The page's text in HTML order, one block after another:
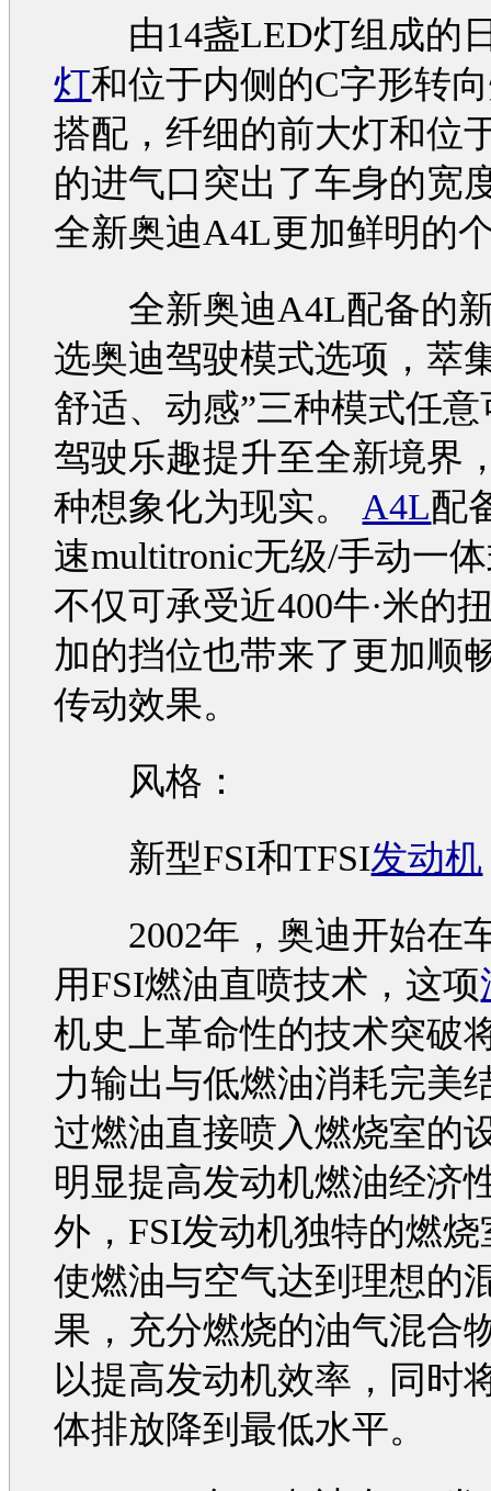
由14盏LED灯组成的
灯和位于内侧的C字形转
搭配，纤细的前大灯和位
的进气口突出了车身的宽
全新奥迪A4L更加鲜明的
全新奥迪A4L配备的
选奥迪驾驶模式选项，萃
舒适、动感”三种模式任
驾驶乐趣提升至全新境界
种想象化为现实。 A4L配
速multitronic无级/手动一
不仅可承受近400牛·米的
加的挡位也带来了更加顺
传动效果。
风格：
新型FSI和TFSI发动机
2002年， 奥迪开始在
用FSI燃油直喷技术，这项
机史上革命性的技术突破
力输出与低燃油消耗完美
过燃油直接喷入燃烧室的
明显提高发动机燃油经济
外，FSI发动机独特的燃
使燃油与空气达到理想的
果，充分燃烧的油气混合
以提高发动机效率，同时
体排放降到最低水平。